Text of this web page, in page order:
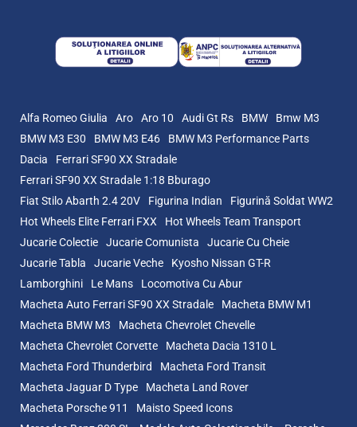
Alfa Romeo Giulia Aro Aro 10 Audi Gt Rs BMW
Bmw M3
BMW M3 E30
BMW M3 E46
BMW M3 Performance Parts
Dacia
Ferrari SF90 XX Stradale
Ferrari SF90 XX Stradale 1:18 Bburago
Fiat Stilo Abarth 2.4 20V
Figurina Indian
Figurină Soldat WW2
Hot Wheels Elite Ferrari FXX
Hot Wheels Team Transport
Jucarie Colectie
Jucarie Comunista
Jucarie Cu Cheie
Jucarie Tabla
Jucarie Veche
Kyosho Nissan GT-R
Lamborghini
Le Mans
Locomotiva Cu Abur
Macheta Auto Ferrari SF90 XX Stradale
Macheta BMW M1
Macheta BMW M3
Macheta Chevrolet Chevelle
Macheta Chevrolet Corvette
Macheta Dacia 1310 L
Macheta Ford Thunderbird
Macheta Ford Transit
Macheta Jaguar D Type
Macheta Land Rover
Macheta Porsche 911
Maisto Speed Icons